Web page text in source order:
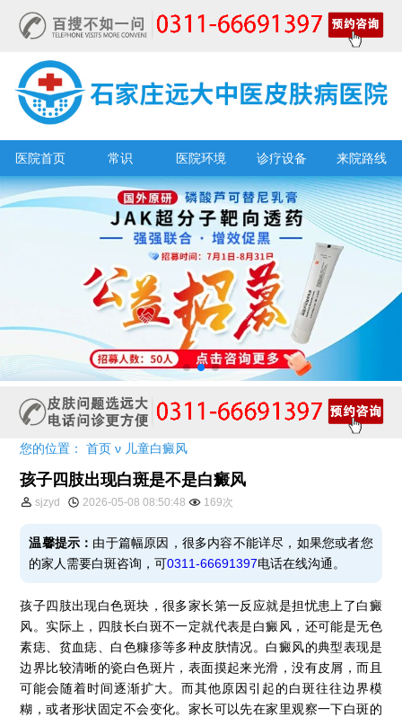
医院首页 常识 医院环境 诊疗设备 来院路线
您的位置：首页 ν 儿童白癜风
孩子四肢出现白斑是不是白癜风
sjzyd 2026-05-08 08:50:48 169次
温馨提示： 由于篇幅原因，很多内容不能详尽，如果您或者您
的家人需要白斑咨询，可0311-66691397电话在线沟通。
孩子四肢出现白色斑块，很多家长第一反应就是担忧患上了白癜
风。实际上，四肢长白斑不一定就代表是白癜风，还可能是无色
素痣、贫血痣、白色糠疹等多种皮肤情况。白癜风的典型表现是
边界比较清晰的瓷白色斑片，表面摸起来光滑，没有皮屑，而且
可能会随着时间逐渐扩大。而其他原因引起的白斑往往边界模
糊，或者形状固定不会变化。家长可以先在家里观察一下白斑的